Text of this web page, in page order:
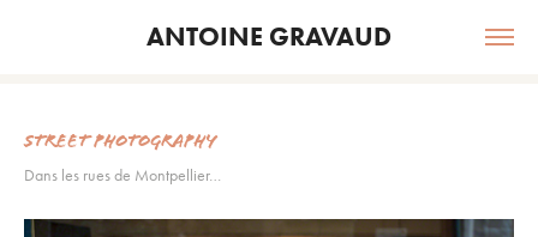
ANTOINE GRAVAUD
Street Photography
Dans les rues de Montpellier…